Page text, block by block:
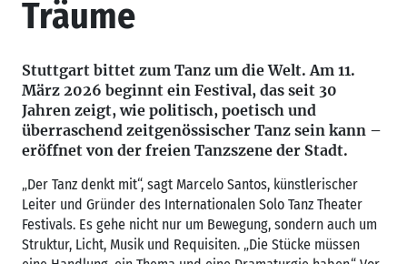
Träume
Stuttgart bittet zum Tanz um die Welt. Am 11.
März 2026 beginnt ein Festival, das seit 30
Jahren zeigt, wie politisch, poetisch und
überraschend zeitgenössischer Tanz sein kann –
eröffnet von der freien Tanzszene der Stadt.
„Der Tanz denkt mit“, sagt Marcelo Santos, künstlerischer
Leiter und Gründer des Internationalen Solo Tanz Theater
Festivals. Es gehe nicht nur um Bewegung, sondern auch um
Struktur, Licht, Musik und Requisiten. „Die Stücke müssen